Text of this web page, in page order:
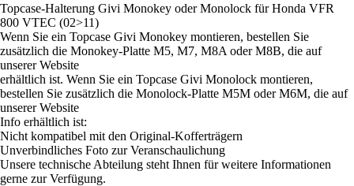
Topcase-Halterung Givi Monokey oder Monolock für Honda VFR
800 VTEC (02>11)
Wenn Sie ein Topcase Givi Monokey montieren, bestellen Sie
zusätzlich die Monokey-Platte M5, M7, M8A oder M8B, die auf
unserer Website
erhältlich ist. Wenn Sie ein Topcase Givi Monolock montieren,
bestellen Sie zusätzlich die Monolock-Platte M5M oder M6M, die auf
unserer Website
Info erhältlich ist:
Nicht kompatibel mit den Original-Kofferträgern
Unverbindliches Foto zur Veranschaulichung
Unsere technische Abteilung steht Ihnen für weitere Informationen
gerne zur Verfügung.